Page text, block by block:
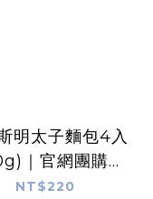
明太子麵包4入
｜官網團購冠
分好評｜查理布
NT$220